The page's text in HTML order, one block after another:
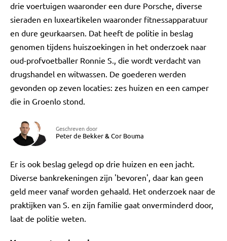
drie voertuigen waaronder een dure Porsche, diverse
sieraden en luxeartikelen waaronder fitnessapparatuur
en dure geurkaarsen. Dat heeft de politie in beslag
genomen tijdens huiszoekingen in het onderzoek naar
oud-profvoetballer Ronnie S., die wordt verdacht van
drugshandel en witwassen. De goederen werden
gevonden op zeven locaties: zes huizen en een camper
die in Groenlo stond.
Geschreven door
Peter de Bekker&Cor Bouma
Er is ook beslag gelegd op drie huizen en een jacht.
Diverse bankrekeningen zijn 'bevoren', daar kan geen
geld meer vanaf worden gehaald. Het onderzoek naar de
praktijken van S. en zijn familie gaat onverminderd door,
laat de politie weten.